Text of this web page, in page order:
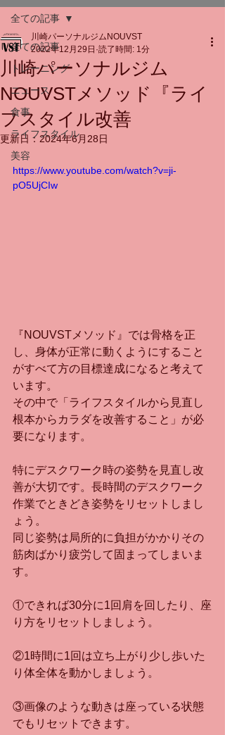
トレーニングの流れ 施設
スタッフ よくある質問 料金
お問い合わせ
全ての記事
トレーニング
ニュース
食事
ライフスタイル
美容
全ての記事
川崎パーソナルジム
NOUVSTメソッド『ライ
フスタイル改善
川崎パーソナルジムNOUVST
2022年12月29日 読了時間: 1分
更新日： 2024年6月28日
https://www.youtube.com/watch?v=ji-
pO5UjCIw
『NOUVSTメソッド』では骨格を正
し、身体が正常に動くようにすること
がすべて方の目標達成になると考えて
います。
その中で「ライフスタイルから見直し
根本からカラダを改善すること」が必
要になります。
特にデスクワーク時の姿勢を見直し改
善が大切です。長時間のデスクワーク
作業でときどき姿勢をリセットしまし
ょう。
同じ姿勢は局所的に負担がかかりその
筋肉ばかり疲労して固まってしまいま
す。
①できれば30分に1回肩を回したり、座
り方をリセットしましょう。
②1時間に1回は立ち上がり少し歩いた
り体全体を動かしましょう。
③画像のような動きは座っている状態
でもリセットできます。